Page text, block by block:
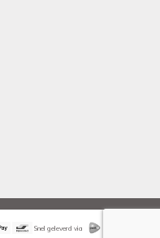
Snel geleverd via